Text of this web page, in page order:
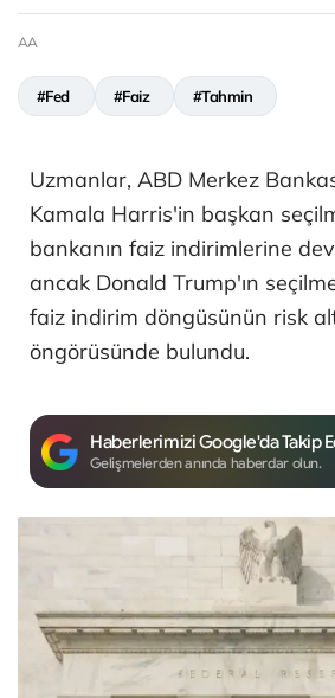
AA
#Fed #Faiz #Tahmin
Uzmanlar, ABD Merkez
Kamala Harris'in başkan
bankanın faiz indirimlerine
ancak Donald Trump'ın
faiz indirim döngüsünün risk
öngörüsünde bulundu.
Haberlerimizi Google'da Takip
Gelişmelerden anında haberdar olun.